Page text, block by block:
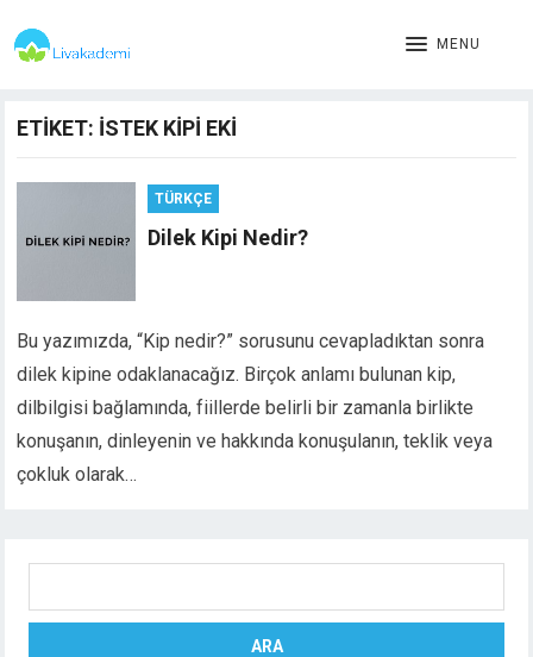
MENU
ETIKET: ISTEK KIPI EKI
TÜRKÇE
Dilek Kipi Nedir?
Bu yazımızda, “Kip nedir?” sorusunu cevapladıktan sonra
dilek kipine odaklanacağız. Birçok anlamı bulunan kip,
dilbilgisi bağlamında, fiillerde belirli bir zamanla birlikte
konuşanın, dinleyenin ve hakkında konuşulanın, teklik veya
çokluk olarak…
ARA